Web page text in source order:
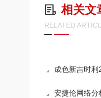
相关文
RELATED
成色新吉时利
安捷伦网络分析仪可以